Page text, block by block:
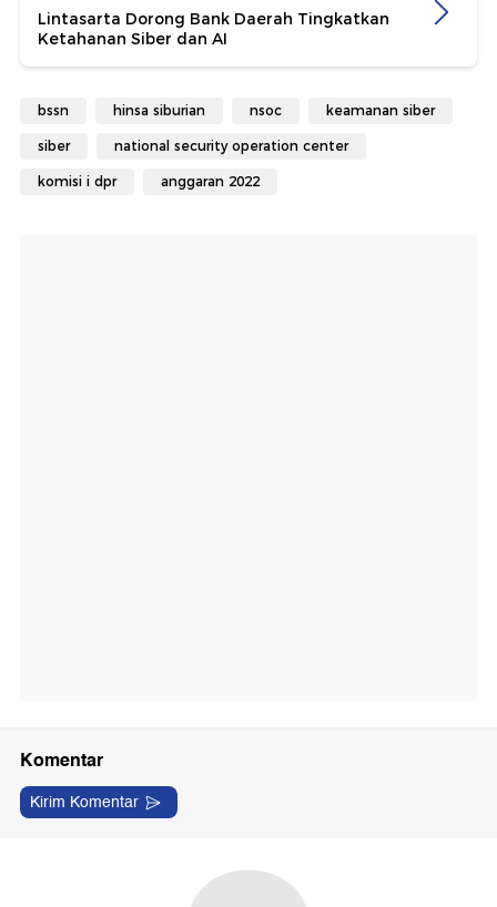
Lintasarta Dorong Bank Daerah Tingkatkan
Ketahanan Siber dan AI
bssn hinsa siburian nsoc keamanan siber
siber national security operation center
komisi i dpr anggaran 2022